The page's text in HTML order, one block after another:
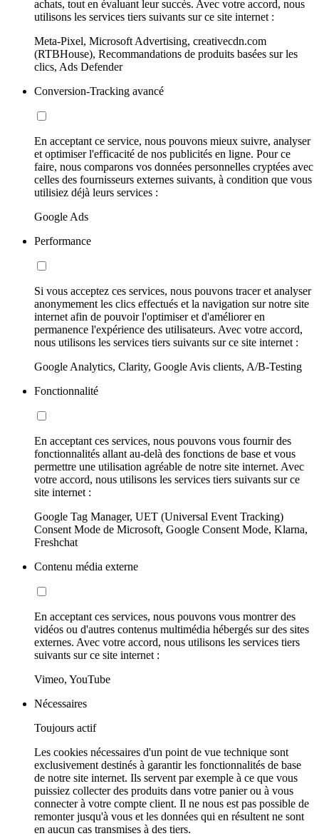
achats, tout en évaluant leur succès. Avec votre accord, nous
utilisons les services tiers suivants sur ce site internet :
Meta-Pixel, Microsoft Advertising, creativecdn.com
(RTBHouse), Recommandations de produits basées sur les
clics, Ads Defender
Conversion-Tracking avancé
En acceptant ce service, nous pouvons mieux suivre, analyser
et optimiser l'efficacité de nos publicités en ligne. Pour ce
faire, nous comparons vos données personnelles cryptées avec
celles des fournisseurs externes suivants, à condition que vous
utilisiez déjà leurs services :
Google Ads
Performance
Si vous acceptez ces services, nous pouvons tracer et analyser
anonymement les clics effectués et la navigation sur notre site
internet afin de pouvoir l'optimiser et d'améliorer en
permanence l'expérience des utilisateurs. Avec votre accord,
nous utilisons les services tiers suivants sur ce site internet :
Google Analytics, Clarity, Google Avis clients, A/B-Testing
Fonctionnalité
En acceptant ces services, nous pouvons vous fournir des
fonctionnalités allant au-delà des fonctions de base et vous
permettre une utilisation agréable de notre site internet. Avec
votre accord, nous utilisons les services tiers suivants sur ce
site internet :
Google Tag Manager, UET (Universal Event Tracking)
Consent Mode de Microsoft, Google Consent Mode, Klarna,
Freshchat
Contenu média externe
En acceptant ces services, nous pouvons vous montrer des
vidéos ou d'autres contenus multimédia hébergés sur des sites
externes. Avec votre accord, nous utilisons les services tiers
suivants sur ce site internet :
Vimeo, YouTube
Nécessaires
Toujours actif
Les cookies nécessaires d'un point de vue technique sont
exclusivement destinés à garantir les fonctionnalités de base
de notre site internet. Ils servent par exemple à ce que vous
puissiez collecter des produits dans votre panier ou à vous
connecter à votre compte client. Il ne nous est pas possible de
remonter jusqu'à vous et les données qui en résultent ne sont
en aucun cas transmises à des tiers.